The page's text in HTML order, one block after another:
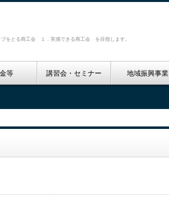
をとる商工会 １．実感できる商工会 を目指します。
等 講習会・セミナー 地域振興事業